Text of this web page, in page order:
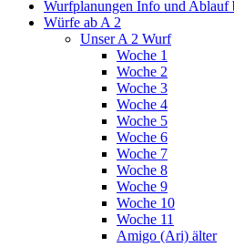
Wurfplanungen Info und Ablauf
Würfe ab A 2
Unser A 2 Wurf
Woche 1
Woche 2
Woche 3
Woche 4
Woche 5
Woche 6
Woche 7
Woche 8
Woche 9
Woche 10
Woche 11
Amigo (Ari) älter